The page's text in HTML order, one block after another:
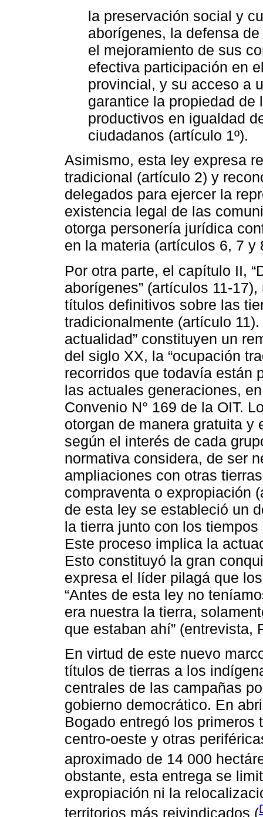
la preservación social y
aborígenes, la defensa
el mejoramiento de sus
efectiva participación en
provincial, y su acceso a
garantice la propiedad de
productivos en igualdad
ciudadanos (artículo 1º).
Asimismo, esta ley expresa
tradicional (artículo 2) y
delegados para ejercer la
existencia legal de las
otorga personería jurídica
en la materia (artículos 6, 7 y
Por otra parte, el capítulo II,
aborígenes” (artículos 11-
títulos definitivos sobre las
tradicionalmente (artículo
actualidad” constituyen un
del siglo XX, la “ocupación
recorridos que todavía están
las actuales generaciones,
Convenio N° 169 de la OIT.
otorgan de manera gratuita y
según el interés de cada
normativa considera, de ser
ampliaciones con otras
compraventa o expropiación
de esta ley se estableció un
la tierra junto con los
Este proceso implica la
Esto constituyó la gran
expresa el líder pilagá que
“Antes de esta ley no
era nuestra la tierra,
que estaban ahí” (entrevista,
En virtud de este nuevo
títulos de tierras a los
centrales de las campañas
gobierno democrático. En
Bogado entregó los
centro-oeste y otras
aproximado de 14 000
obstante, esta entrega se
expropiación ni la
territorios más reivindicados (